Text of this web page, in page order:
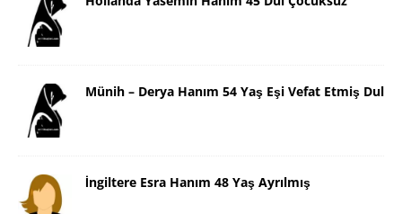
Münih – Derya Hanım 54 Yaş Eşi Vefat Etmiş Dul
İngiltere Esra Hanım 48 Yaş Ayrılmış